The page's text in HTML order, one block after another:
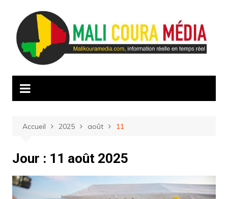
contenu
Accueil 2025 août 11
Jour : 11 août 2025